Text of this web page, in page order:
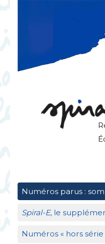
Numéros parus :
Spiral-E, le
Numéros « hors série